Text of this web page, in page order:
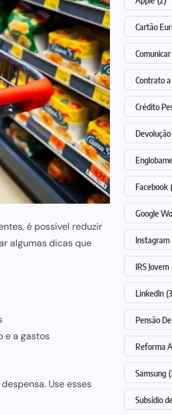
é possível reduzir
algumas dicas que
e a gastos
Use esses
Cartão
Contrato
Crédito
Facebook
Google
Instagram
IRS Jovem
LinkedIn
Pensão
Reforma
Samsung
Subsídio